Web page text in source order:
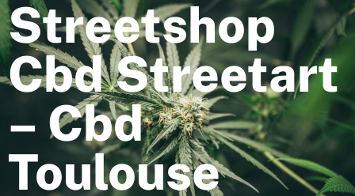
Streetshop
Cbd Streetart
– Cbd
Toulouse